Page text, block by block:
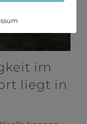
im
liegt in